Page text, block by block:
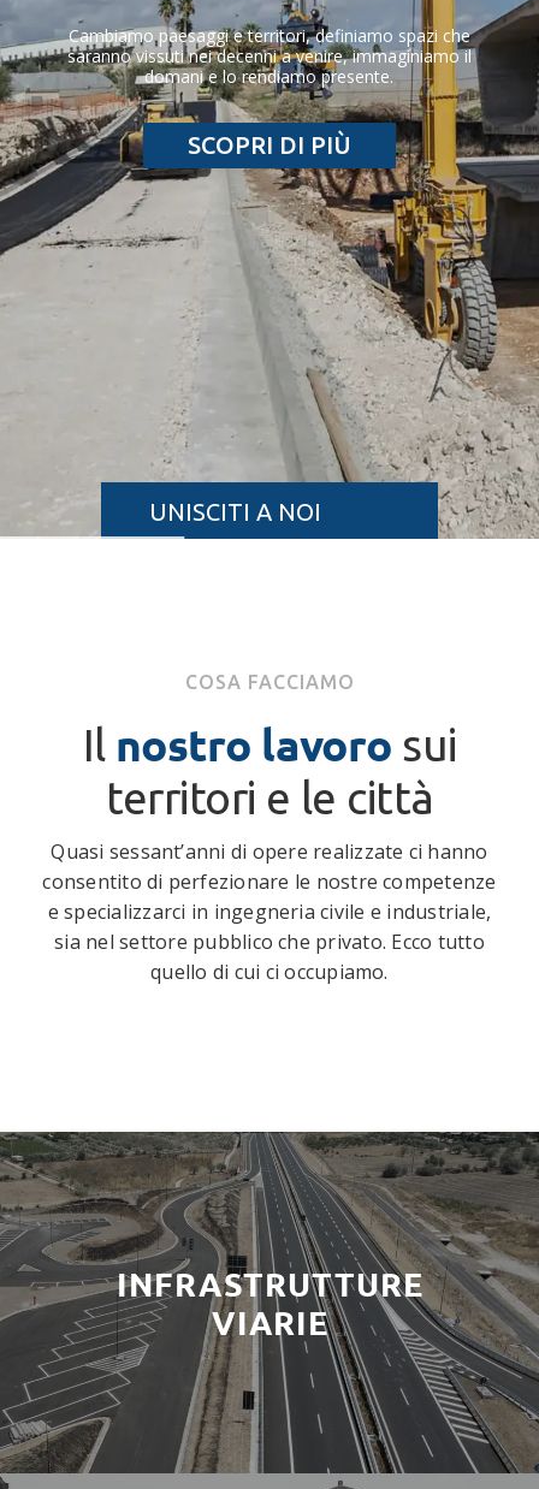
UNISCITI A NOI
Cambiamo paesaggi e territori, definiamo spazi che
saranno vissuti nei decenni a venire, immaginiamo il
domani e lo rendiamo presente.
SCOPRI DI PIÙ
COSA FACCIAMO
Il nostro lavoro sui
territori e le città
Quasi sessant’anni di opere realizzate ci hanno
consentito di perfezionare le nostre competenze
e specializzarci in ingegneria civile e industriale,
sia nel settore pubblico che privato. Ecco tutto
quello di cui ci occupiamo.
INFRASTRUTTURE
VIARIE